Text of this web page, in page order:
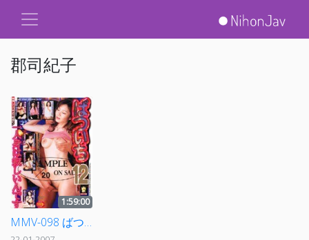
郡司紀子
1:59:00
MMV-098 ばついち 12 一人身は寂しいんです